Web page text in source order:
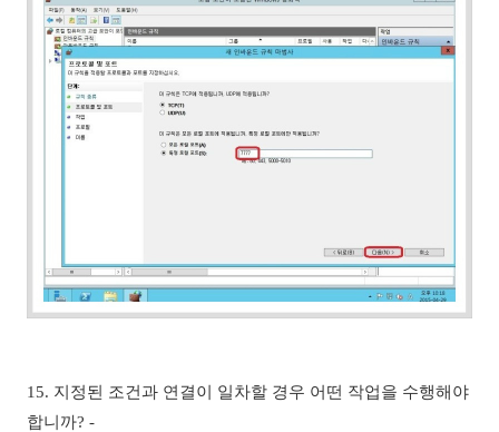
15. 지정된 조건과 연결이 일차할 경우 어떤 작업을 수행해야
합니까? -